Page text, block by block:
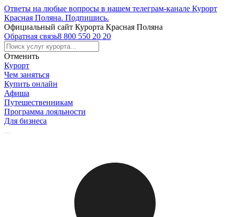
Ответы на любые вопросы в нашем телеграм-канале Курорт
Красная Поляна. Подпишись.
Официальный сайт Курорта Красная Поляна
Обратная связь8 800 550 20 20
Отменить
Курорт
Чем заняться
Купить онлайн
Афиша
Путешественникам
Программа лояльности
Для бизнеса